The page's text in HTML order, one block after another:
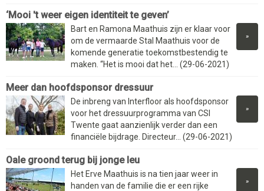
‘Mooi 't weer eigen identiteit te geven’
»
Bart en Ramona Maathuis zijn er klaar voor
om de vermaarde Stal Maathuis voor de
komende generatie toekomstbestendig te
maken. “Het is mooi dat het... (29-06-2021)
Meer dan hoofdsponsor dressuur
»
De inbreng van Interfloor als hoofdsponsor
voor het dressuurprogramma van CSI
Twente gaat aanzienlijk verder dan een
financiële bijdrage. Directeur... (29-06-2021)
Oale groond terug bij jonge leu
»
Het Erve Maathuis is na tien jaar weer in
handen van de familie die er een rijke